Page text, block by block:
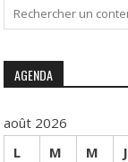
AGENDA
août 2026
L
M M J